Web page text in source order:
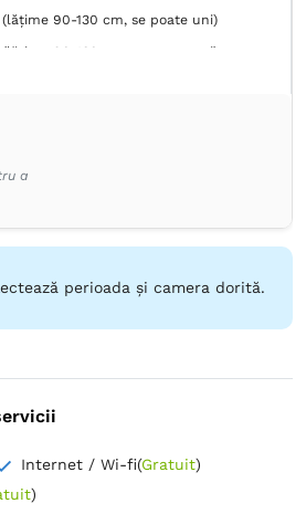
(lățime 90-130 cm, se poate uni)
(lățime 90-130 cm, se poate uni)
Minibar
a
perioada și camera dorită.
Internet / Wi-fi(Gratuit)
)